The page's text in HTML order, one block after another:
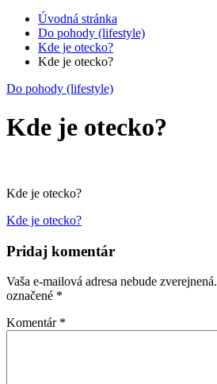
Úvodná stránka
Do pohody (lifestyle)
Kde je otecko?
Kde je otecko?
Do pohody (lifestyle)
Kde je otecko?
Kde je otecko?
Navigácia
v
článku
Kde je otecko?
Pridaj komentár
Vaša e-mailová adresa nebude zverejnená.
označené *
Komentár *